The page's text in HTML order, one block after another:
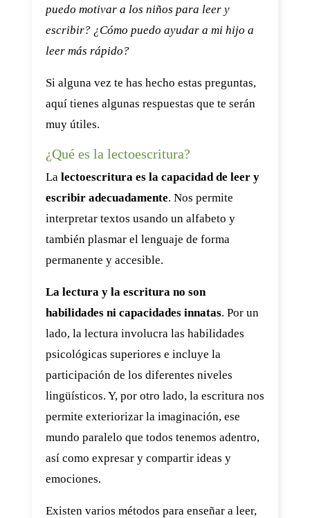
puedo motivar a los niños para leer y
escribir? ¿Cómo puedo ayudar a mi hijo a
leer más rápido?
Si alguna vez te has hecho estas preguntas,
aquí tienes algunas respuestas que te serán
muy útiles.
¿Qué es la lectoescritura?
La lectoescritura es la capacidad de leer y
escribir adecuadamente. Nos permite
interpretar textos usando un alfabeto y
también plasmar el lenguaje de forma
permanente y accesible.
La lectura y la escritura no son
habilidades ni capacidades innatas. Por un
lado, la lectura involucra las habilidades
psicológicas superiores e incluye la
participación de los diferentes niveles
lingüísticos. Y, por otro lado, la escritura nos
permite exteriorizar la imaginación, ese
mundo paralelo que todos tenemos adentro,
así como expresar y compartir ideas y
emociones.
Existen varios métodos para enseñar a leer,